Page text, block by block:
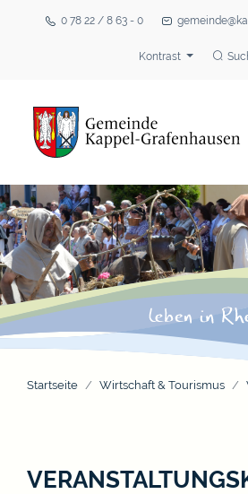
0 78 22 / 8 63 - 0
Kontrast
Startseite Wirtschaft & Tourismus